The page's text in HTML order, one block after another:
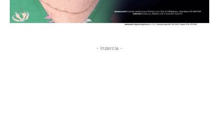
- Inzercia -